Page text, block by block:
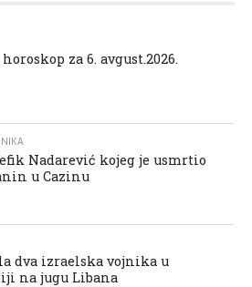
za 6. avgust.2026.
Nadarević kojeg je usmrtio
u Cazinu
dva izraelska vojnika u
na jugu Libana